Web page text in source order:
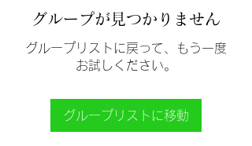
グループが見つかりません
グループリストに戻って、もう一度
お試しください。
グループリストに移動